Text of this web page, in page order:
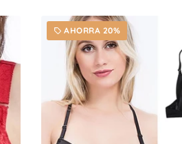
local_offer AHORRA 20%